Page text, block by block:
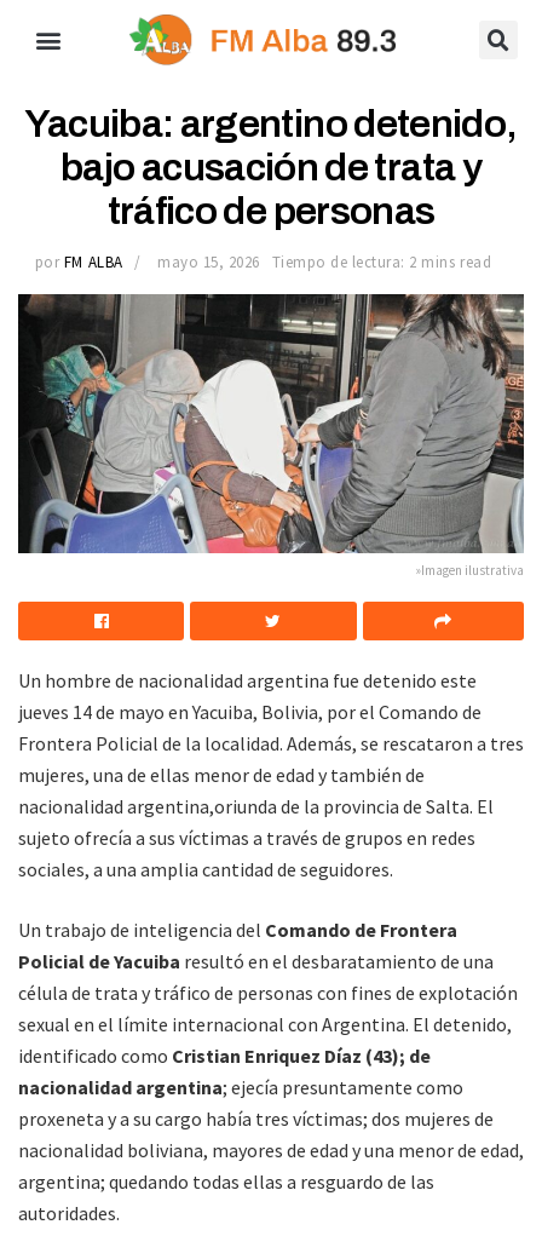
Yacuiba: argentino detenido,
bajo acusación de trata y
tráfico de personas
por FM ALBA mayo 15, 2026 Tiempo de lectura: 2 mins read
»Imagen ilustrativa
Un hombre de nacionalidad argentina fue detenido este
jueves 14 de mayo en Yacuiba, Bolivia, por el Comando de
Frontera Policial de la localidad. Además, se rescataron a tres
mujeres, una de ellas menor de edad y también de
nacionalidad argentina,oriunda de la provincia de Salta. El
sujeto ofrecía a sus víctimas a través de grupos en redes
sociales, a una amplia cantidad de seguidores.
Un trabajo de inteligencia del Comando de Frontera
Policial de Yacuiba resultó en el desbaratamiento de una
célula de trata y tráfico de personas con fines de explotación
sexual en el límite internacional con Argentina. El detenido,
identificado como Cristian Enriquez Díaz (43); de
nacionalidad argentina; ejecía presuntamente como
proxeneta y a su cargo había tres víctimas; dos mujeres de
nacionalidad boliviana, mayores de edad y una menor de edad,
argentina; quedando todas ellas a resguardo de las
autoridades.